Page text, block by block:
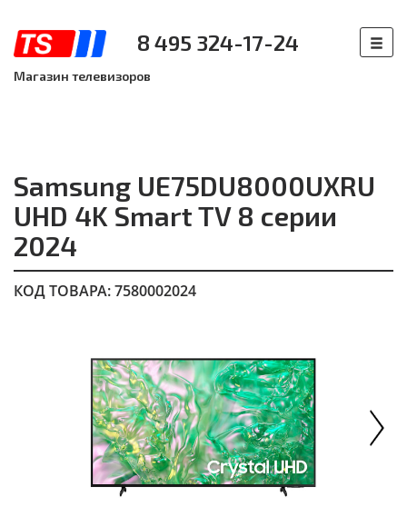
8 495 324-17-24
Магазин телевизоров
Samsung UE75DU8000UXRU
UHD 4K Smart TV 8 серии
2024
КОД ТОВАРА: 7580002024